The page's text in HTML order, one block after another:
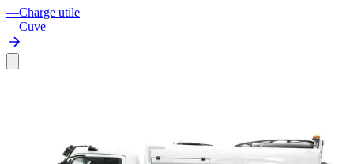
—Charge utile
—Cuve